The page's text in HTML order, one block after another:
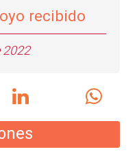
recibido
2022